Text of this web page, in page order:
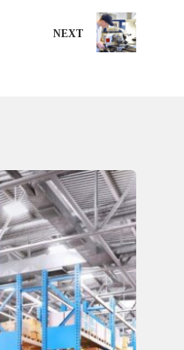
NEXT